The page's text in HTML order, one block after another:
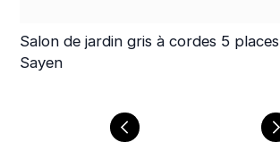
Salon de jardin gris à cordes 5 places
Sayen